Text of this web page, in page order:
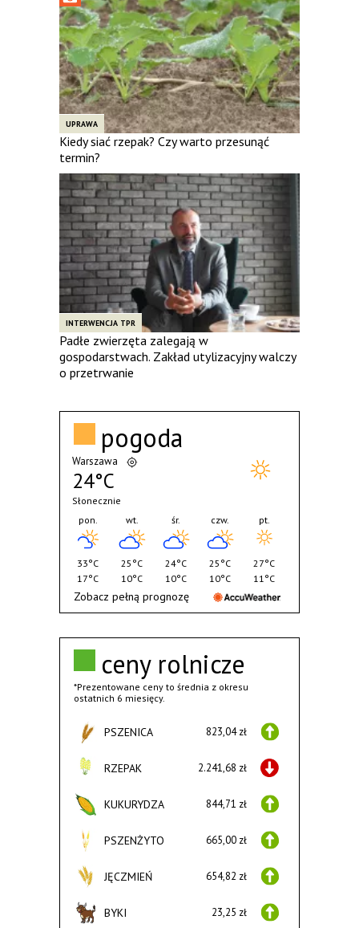
UPRAWA
Kiedy siać rzepak? Czy warto przesunąć
termin?
INTERWENCJA TPR
Padłe zwierzęta zalegają w
gospodarstwach. Zakład utylizacyjny walczy
o przetrwanie
ceny rolnicze
*Prezentowane ceny to średnia z okresu
ostatnich 6 miesięcy.
PSZENICA 823,04 zł
RZEPAK 2.241,68 zł
KUKURYDZA 844,71 zł
PSZENŻYTO 665,00 zł
JĘCZMIEŃ 654,82 zł
BYKI 23,25 zł
pogoda
Warszawa
24°C
Słonecznie
pon.
33°C
17°C
wt.
25°C
10°C
śr.
24°C
10°C
czw.
25°C
10°C
pt.
27°C
11°C
Zobacz pełną prognozę